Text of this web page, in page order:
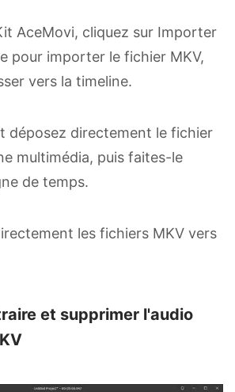
AceMovi, cliquez sur Importer
pour importer le fichier MKV,
vers la timeline.
déposez directement le fichier
multimédia, puis faites-le
de temps.
les fichiers MKV vers
et supprimer l'audio